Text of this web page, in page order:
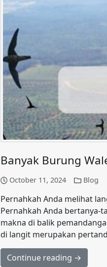
Banyak Burung
October 11, 2024 Blog
Pernahkah Anda melihat
Pernahkah Anda bertanya-
makna di balik
di langit merupakan
Continue reading →